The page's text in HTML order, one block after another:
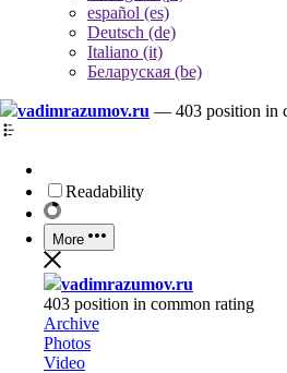
español (es)
Deutsch (de)
Italiano (it)
Беларуская (be)
vadimrazumov.ru — 403 position in
Readability
More
vadimrazumov.ru
403 position in common rating
Archive
Photos
Video